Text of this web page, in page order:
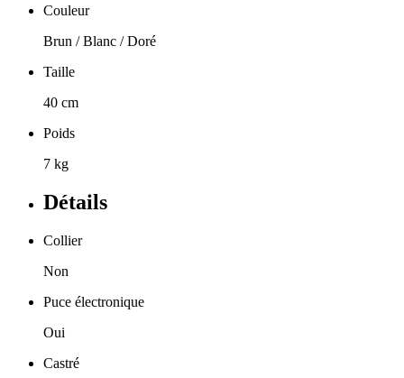
Couleur
Brun / Blanc / Doré
Taille
40 cm
Poids
7 kg
Détails
Collier
Non
Puce électronique
Oui
Castré